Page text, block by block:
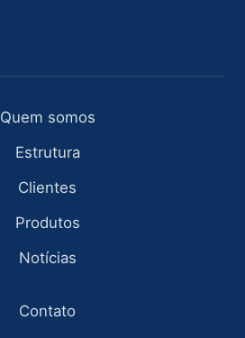
Quem somos
Estrutura
Clientes
Produtos
Notícias
Contato